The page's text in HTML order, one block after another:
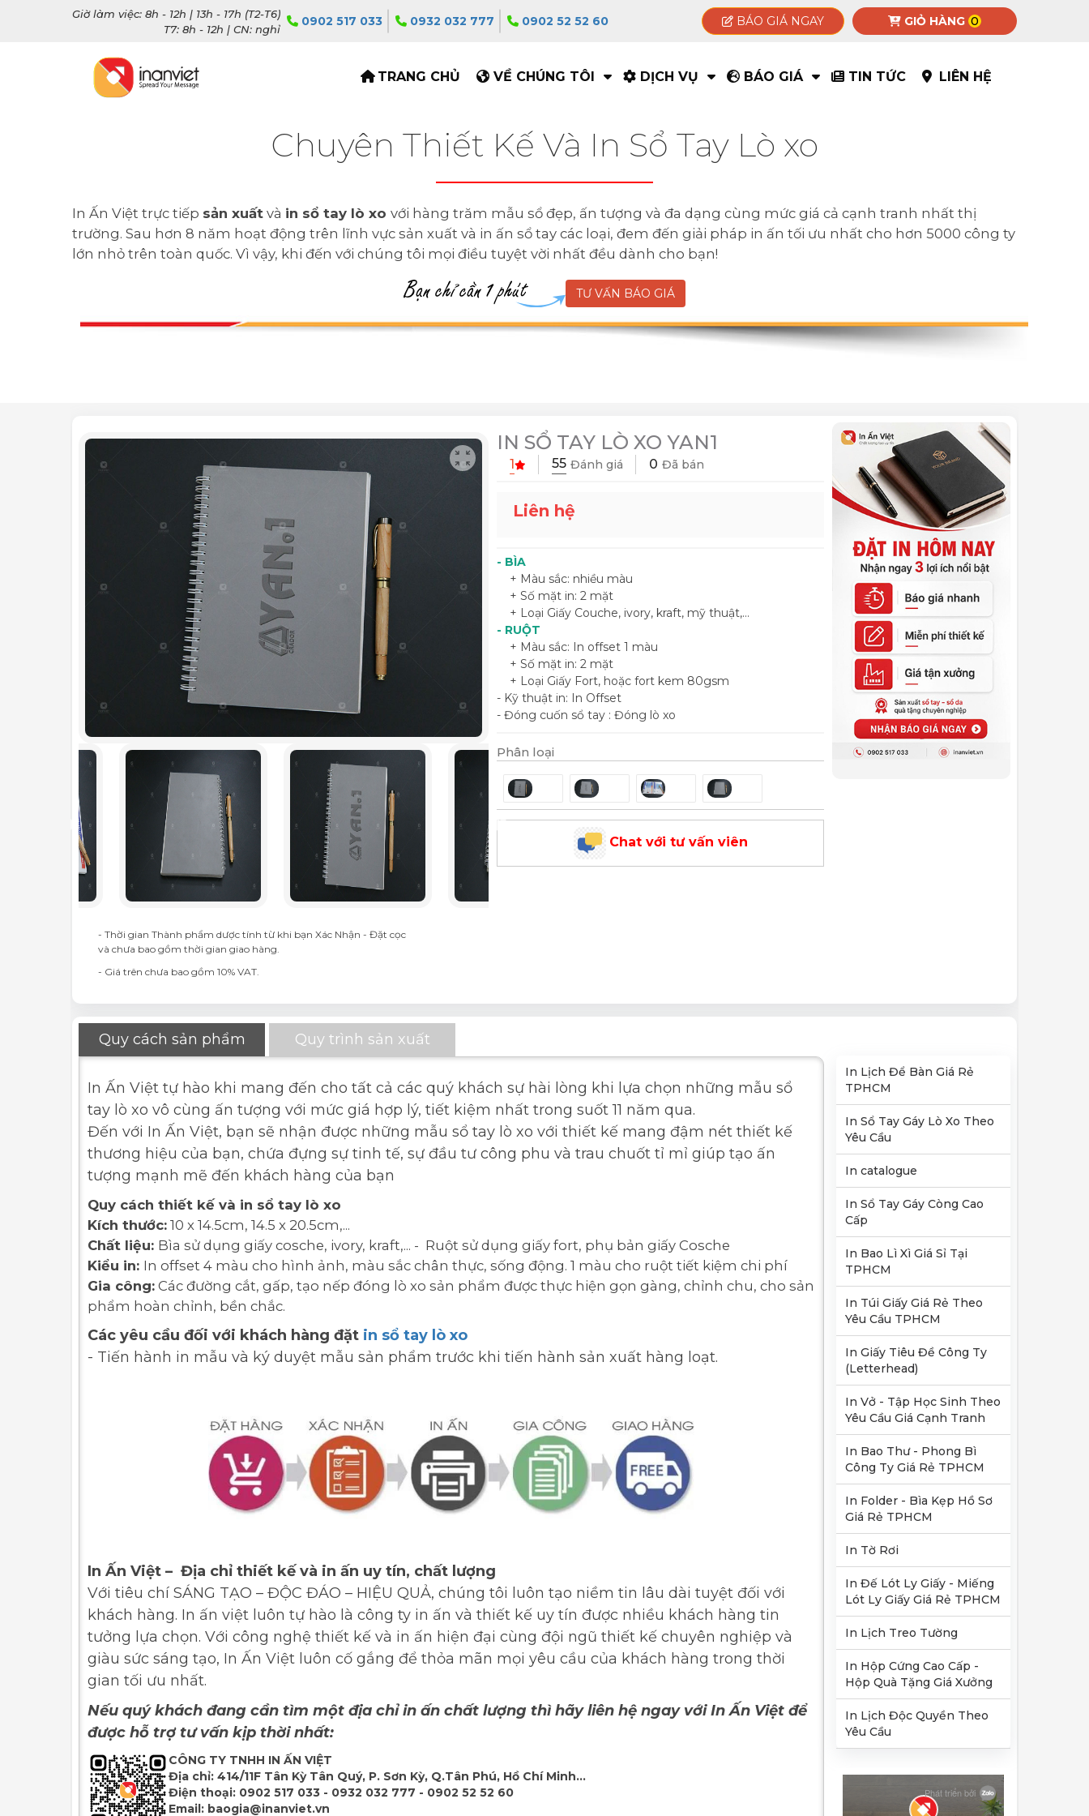
Giờ làm việc: 8h - 12h | 13h - 17h (T2-T6)
T7: 8h - 12h | CN: nghỉ
0902 517 033 0932 032 777 0902 52 52 60 BÁO GIÁ NGAY GIỎ HÀNG 0
TRANG CHỦ VỀ CHÚNG TÔI DỊCH VỤ BÁO GIÁ TIN TỨC LIÊN HỆ
Chuyên Thiết Kế Và In Sổ Tay Lò xo
In Ấn Việt trực tiếp sản xuất và in sổ tay lò xo với hàng trăm mẫu sổ đẹp, ấn tượng và đa dạng cùng mức giá cả cạnh tranh nhất thị
trường. Sau hơn 8 năm hoạt động trên lĩnh vực sản xuất và in ấn sổ tay các loại, đem đến giải pháp in ấn tối ưu nhất cho hơn 5000 công ty
lớn nhỏ trên toàn quốc. Vì vậy, khi đến với chúng tôi mọi điều tuyệt vời nhất đều dành cho bạn!
TƯ VẤN BÁO GIÁ
- Thời gian Thành phẩm dược tính từ khi bạn Xác Nhận - Đặt cọc
và chưa bao gồm thời gian giao hàng.
- Giá trên chưa bao gồm 10% VAT.
IN SỔ TAY LÒ XO YAN1
1 55 Đánh giá 0 Đã bán
Liên hệ
- BÌA
+ Màu sắc: nhiều màu
+ Số mặt in: 2 mặt
+ Loại Giấy Couche, ivory, kraft, mỹ thuật,...
- RUỘT
+ Màu sắc: In offset 1 màu
+ Số mặt in: 2 mặt
+ Loại Giấy Fort, hoặc fort kem 80gsm
- Kỹ thuật in: In Offset
- Đóng cuốn sổ tay : Đóng lò xo
Phân loại
Chat với tư vấn viên
Quy cách sản phẩm Quy trình sản xuất
In Ấn Việt tự hào khi mang đến cho tất cả các quý khách sự hài lòng khi lựa chọn những mẫu sổ
tay lò xo vô cùng ấn tượng với mức giá hợp lý, tiết kiệm nhất trong suốt 11 năm qua.
Đến với In Ấn Việt, bạn sẽ nhận được những mẫu sổ tay lò xo với thiết kế mang đậm nét thiết kế
thương hiệu của bạn, chứa đựng sự tinh tế, sự đầu tư công phu và trau chuốt tỉ mỉ giúp tạo ấn
tượng mạnh mẽ đến khách hàng của bạn
Quy cách thiết kế và in sổ tay lò xo
Kích thước: 10 x 14.5cm, 14.5 x 20.5cm,...
Chất liệu: Bìa sử dụng giấy cosche, ivory, kraft,... - Ruột sử dụng giấy fort, phụ bản giấy Cosche
Kiểu in: In offset 4 màu cho hình ảnh, màu sắc chân thực, sống động. 1 màu cho ruột tiết kiệm chi phí
Gia công: Các đường cắt, gấp, tạo nếp đóng lò xo sản phẩm được thực hiện gọn gàng, chỉnh chu, cho sản
phẩm hoàn chỉnh, bền chắc.
Các yêu cầu đối với khách hàng đặt in sổ tay lò xo
- Tiến hành in mẫu và ký duyệt mẫu sản phẩm trước khi tiến hành sản xuất hàng loạt.
In Ấn Việt – Địa chỉ thiết kế và in ấn uy tín, chất lượng
Với tiêu chí SÁNG TẠO – ĐỘC ĐÁO – HIỆU QUẢ, chúng tôi luôn tạo niềm tin lâu dài tuyệt đối với
khách hàng. In ấn việt luôn tự hào là công ty in ấn và thiết kế uy tín được nhiều khách hàng tin
tưởng lựa chọn. Với công nghệ thiết kế và in ấn hiện đại cùng đội ngũ thiết kế chuyên nghiệp và
giàu sức sáng tạo, In Ấn Việt luôn cố gắng để thỏa mãn mọi yêu cầu của khách hàng trong thời
gian tối ưu nhất.
Nếu quý khách đang cần tìm một địa chỉ in ấn chất lượng thì hãy liên hệ ngay với In Ấn Việt để
được hỗ trợ tư vấn kịp thời nhất:
CÔNG TY TNHH IN ẤN VIỆT
Địa chỉ: 414/11F Tân Kỳ Tân Quý, P. Sơn Kỳ, Q.Tân Phú, Hồ Chí Minh...
Điện thoại: 0902 517 033 - 0932 032 777 - 0902 52 52 60
Email: baogia@inanviet.vn
In Lịch Để Bàn Giá Rẻ
TPHCM
In Sổ Tay Gáy Lò Xo Theo
Yêu Cầu
In catalogue
In Sổ Tay Gáy Còng Cao
Cấp
In Bao Lì Xì Giá Sỉ Tại
TPHCM
In Túi Giấy Giá Rẻ Theo
Yêu Cầu TPHCM
In Giấy Tiêu Đề Công Ty
(Letterhead)
In Vở - Tập Học Sinh Theo
Yêu Cầu Giá Cạnh Tranh
In Bao Thư - Phong Bì
Công Ty Giá Rẻ TPHCM
In Folder - Bìa Kẹp Hồ Sơ
Giá Rẻ TPHCM
In Tờ Rơi
In Đế Lót Ly Giấy - Miếng
Lót Ly Giấy Giá Rẻ TPHCM
In Lịch Treo Tường
In Hộp Cứng Cao Cấp -
Hộp Quà Tặng Giá Xưởng
In Lịch Độc Quyền Theo
Yêu Cầu